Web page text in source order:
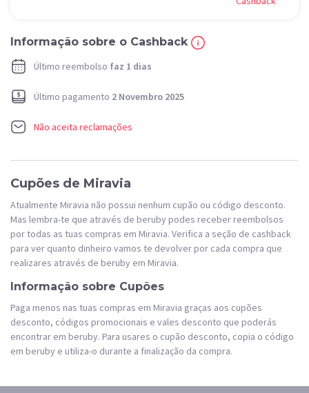
Informação sobre o Cashback
Último reembolso faz 1 dias
Último pagamento 2 Novembro 2025
Não aceita reclamações
Cupões de Miravia
Atualmente Miravia não possui nenhum cupão ou código desconto.
Mas lembra-te que através de beruby podes receber reembolsos
por todas as tuas compras em Miravia. Verifica a seção de cashback
para ver quanto dinheiro vamos te devolver por cada compra que
realizares através de beruby em Miravia.
Informação sobre Cupões
Paga menos nas tuas compras em Miravia graças aos cupões
desconto, códigos promocionais e vales desconto que poderás
encontrar em beruby. Para usares o cupão desconto, copia o código
em beruby e utiliza-o durante a finalização da compra.